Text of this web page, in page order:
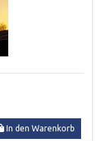
In den Warenkorb